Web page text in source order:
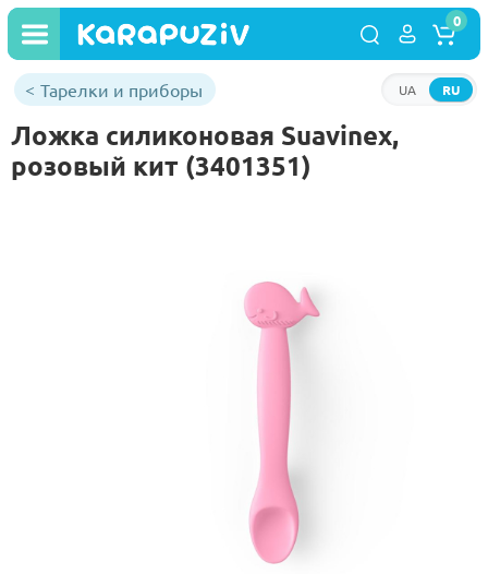
RU
UA
0
Тарелки и приборы
Ложка силиконовая Suavinex,
розовый кит (3401351)